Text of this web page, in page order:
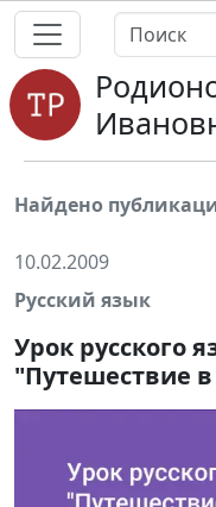
Найдено
10.02.2009
Русский язык
Урок русского
"Путешествие